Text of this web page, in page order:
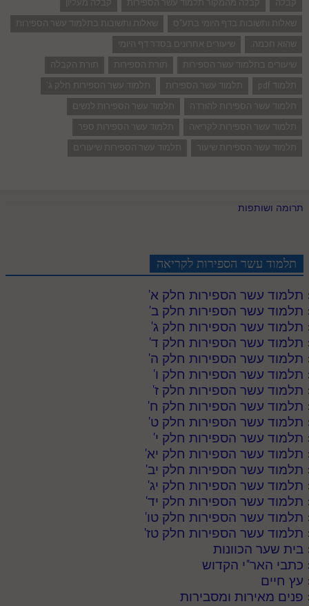
שאלות ותשובות בדף היומי בתע"ס
שאלות ותשובות בתלמוד עשר הספירות
שהוא חכמה.
שיעורים אחרונים בסדר דף היומי
שיעורים בתלמוד עשר הספירות
תורת הספירות
תורת הקבלה
תלמוד pdf
תלמוד עשר הספירות
תלמוד עשר הספירות חלק ג'
תלמוד עשר הספירות להורדה
תלמוד עשר הספירות לנשים
תלמוד עשר הספירות לקריאה
תלמוד עשר הספירות ספר
תלמוד עשר הספירות שיעור
תלמוד עשר הספירות שיעורים
תרומה ושותפות
תלמוד עשר הספירות לקריאה
תלמוד עשר הספירות חלק א'
תלמוד עשר הספירות חלק ב'
תלמוד עשר הספירות חלק ג'
תלמוד עשר הספירות חלק ד'
תלמוד עשר הספירות חלק ה'
תלמוד עשר הספירות חלק ו'
תלמוד עשר הספירות חלק ז'
תלמוד עשר הספירות חלק ח'
תלמוד עשר הספירות חלק ט'
תלמוד עשר הספירות חלק י'
תלמוד עשר הספירות חלק יא'
תלמוד עשר הספירות חלק יב'
תלמוד עשר הספירות חלק יג'
תלמוד עשר הספירות חלק יד'
תלמוד עשר הספירות חלק טו'
תלמוד עשר הספירות חלק טז'
בית שער הכוונות
כתבי האר"י הקדוש
עץ חיים
פנים מאירות ומסבירות